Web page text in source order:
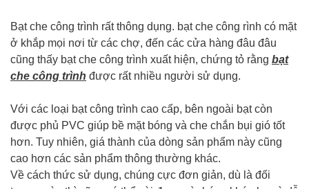
Bạt che công trình rất thông dụng. bạt che công rình có mặt
ở khắp mọi nơi từ các chợ, đến các cửa hàng đâu đâu
cũng thấy bạt che công trình xuất hiện, chứng tỏ rằng bạt
che công trình được rất nhiều người sử dụng.
Với các loại bạt công trình cao cấp, bên ngoài bạt còn
được phủ PVC giúp bề mặt bóng và che chắn bụi gió tốt
hơn. Tuy nhiên, giá thành của dòng sản phẩm này cũng
cao hơn các sản phẩm thông thường khác.
Về cách thức sử dụng, chúng cực đơn giản, dù là đối